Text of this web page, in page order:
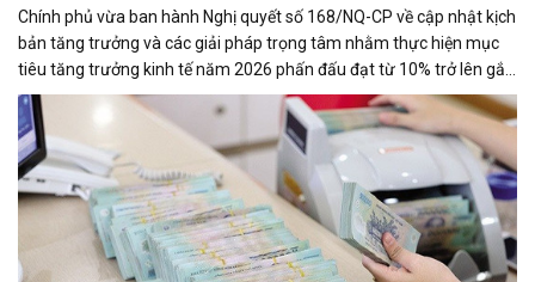
Chính phủ vừa ban hành Nghị quyết số 168/NQ-CP về cập nhật kịch
bản tăng trưởng và các giải pháp trọng tâm nhằm thực hiện mục
tiêu tăng trưởng kinh tế năm 2026 phấn đấu đạt từ 10% trở lên gắn
với giữ vững ổn định kinh tế vĩ mô. Một trong những nhiệm vụ đáng
chú ý là nghiên cứu điều hành tiền gửi của Kho bạc Nhà nước tại
các ngân hàng thương mại để tăng nguồn vốn ngắn hạn cho nền
kinh tế.